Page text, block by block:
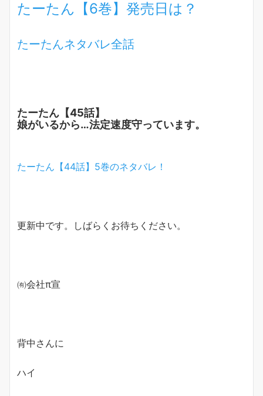
たーたん【6巻】発売日は？
たーたんネタバレ全話
たーたん【45話】
娘がいるから…法定速度守っています。
たーたん【44話】5巻のネタバレ！
更新中です。しばらくお待ちください。
㈲会社π宣
背中さんに
ハイ